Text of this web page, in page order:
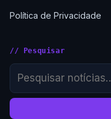
Política de Privacidade
// Pesquisar